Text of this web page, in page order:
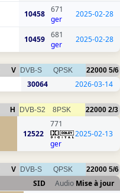
10458 671
ger
2025-02-28
10459 681
ger
2025-02-28
V DVB-S QPSK 22000 5/6
30064 2026-03-14
H DVB-S2 8PSK 22000 2/3
12522
771
ger
2025-02-13
V DVB-S QPSK 22000 5/6
SID Audio Mise à jour